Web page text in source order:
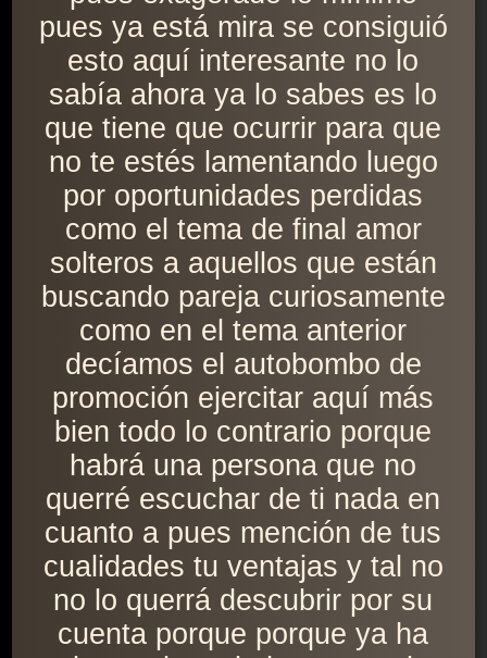
pues ya está mira se consiguió
esto aquí interesante no lo
sabía ahora ya lo sabes es lo
que tiene que ocurrir para que
no te estés lamentando luego
por oportunidades perdidas
como el tema de final amor
solteros a aquellos que están
buscando pareja curiosamente
como en el tema anterior
decíamos el autobombo de
promoción ejercitar aquí más
bien todo lo contrario porque
habrá una persona que no
querré escuchar de ti nada en
cuanto a pues mención de tus
cualidades tu ventajas y tal no
no lo querrá descubrir por su
cuenta porque porque ya ha